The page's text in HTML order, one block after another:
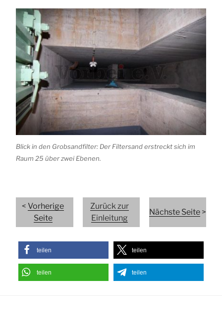
Blick in den Grobsandfilter: Der Filtersand erstreckt sich im
Raum 25 über zwei Ebenen.
<Vorherige
Seite
Zurück zur
Einleitung
Nächste Seite >
teilen teilen
teilen teilen